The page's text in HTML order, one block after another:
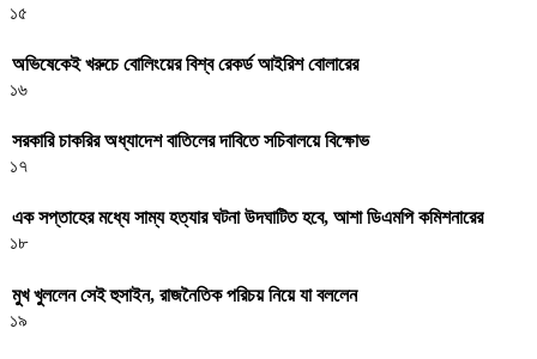
১৫
অভিষেকেই খরুচে বোলিংয়ের বিশ্ব রেকর্ড আইরিশ বোলারের
১৬
সরকারি চাকরির অধ্যাদেশ বাতিলের দাবিতে সচিবালয়ে বিক্ষোভ
১৭
এক সপ্তাহের মধ্যে সাম্য হত্যার ঘটনা উদঘাটিত হবে, আশা ডিএমপি কমিশনারের
১৮
মুখ খুললেন সেই হুসাইন, রাজনৈতিক পরিচয় নিয়ে যা বললেন
১৯